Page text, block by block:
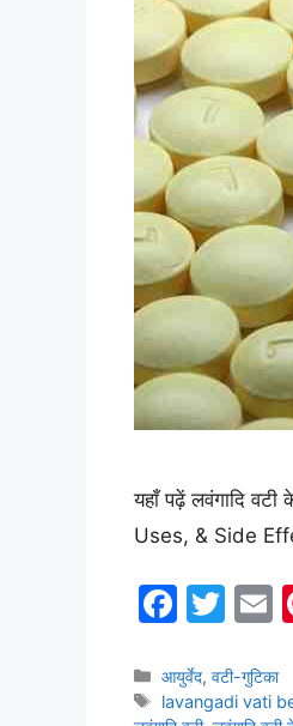
यहाँ पढ़ें लवंगादि
Uses, & Side
F
c
T
itt ai
Categories
आयुर्वेद,वटी-गुटिका
Tags
lavangadi vati